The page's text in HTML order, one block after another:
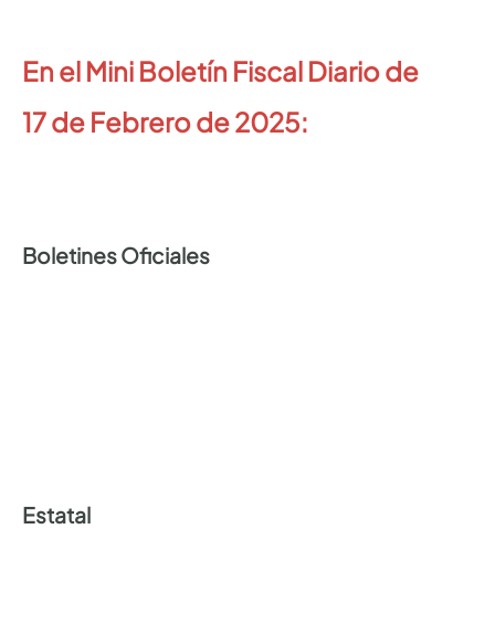
En el Mini Boletín Fiscal Diario de
17de Febrero de 2025:
Boletines Oficiales
Estatal